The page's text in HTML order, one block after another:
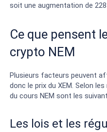
soit une augmentation de
Ce que pensent
crypto NEM
Plusieurs facteurs peuvent
donc le prix du XEM. Selon
du cours NEM sont les
Les lois et les